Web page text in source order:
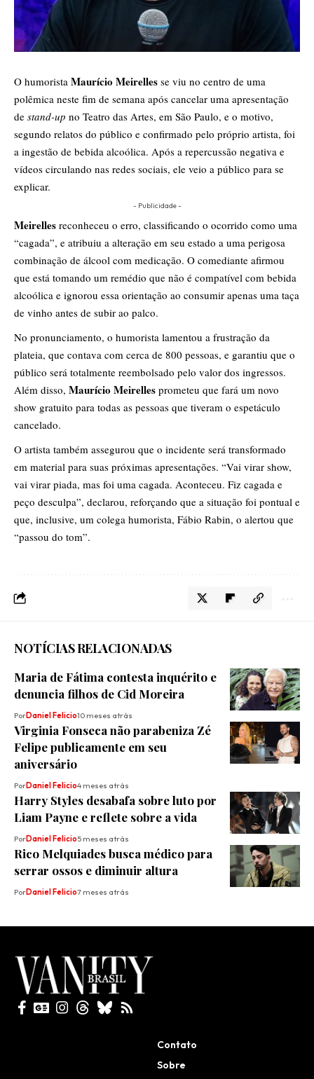
​O humorista Maurício Meirelles se viu no centro de uma
polêmica neste fim de semana após cancelar uma apresentação
de stand-up no Teatro das Artes, em São Paulo, e o motivo,
segundo relatos do público e confirmado pelo próprio artista, foi
a ingestão de bebida alcoólica. Após a repercussão negativa e
vídeos circulando nas redes sociais, ele veio a público para se
explicar.
- Publicidade -
Meirelles reconheceu o erro, classificando o ocorrido como uma
“cagada”, e atribuiu a alteração em seu estado a uma perigosa
combinação de álcool com medicação. O comediante afirmou
que está tomando um remédio que não é compatível com bebida
alcoólica e ignorou essa orientação ao consumir apenas uma taça
de vinho antes de subir ao palco.
​No pronunciamento, o humorista lamentou a frustração da
plateia, que contava com cerca de 800 pessoas, e garantiu que o
público será totalmente reembolsado pelo valor dos ingressos.
Além disso, Maurício Meirelles prometeu que fará um novo
show gratuito para todas as pessoas que tiveram o espetáculo
cancelado.
​O artista também assegurou que o incidente será transformado
em material para suas próximas apresentações. “Vai virar show,
vai virar piada, mas foi uma cagada. Aconteceu. Fiz cagada e
peço desculpa”, declarou, reforçando que a situação foi pontual e
que, inclusive, um colega humorista, Fábio Rabin, o alertou que
“passou do tom”.
NOTÍCIAS RELACIONADAS
Maria de Fátima contesta inquérito e
denuncia filhos de Cid Moreira
PorDaniel Felicio10 meses atrás
Virginia Fonseca não parabeniza Zé
Felipe publicamente em seu
aniversário
PorDaniel Felicio4 meses atrás
Harry Styles desabafa sobre luto por
Liam Payne e reflete sobre a vida
PorDaniel Felicio5 meses atrás
Rico Melquiades busca médico para
serrar ossos e diminuir altura
PorDaniel Felicio7 meses atrás
Contato
Sobre